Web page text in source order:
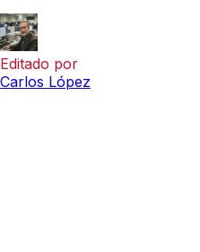
Editado por
Carlos López